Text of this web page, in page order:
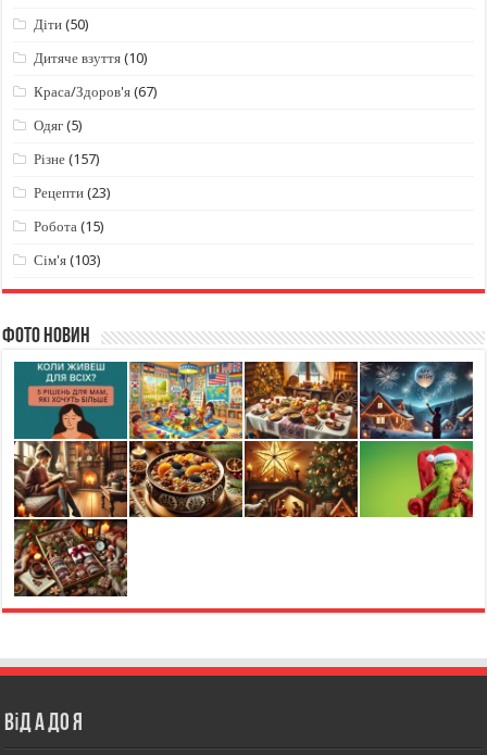
Діти (50)
Дитяче взуття (10)
Краса/Здоров'я (67)
Одяг (5)
Різне (157)
Рецепти (23)
Робота (15)
Сім'я (103)
Фото новин
Від А до Я